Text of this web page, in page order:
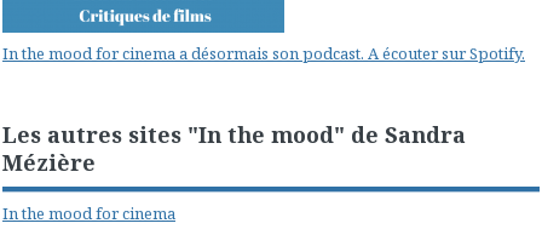
In the mood for cinema a désormais son podcast. A écouter sur Spotify.
Les autres sites "In the mood" de Sandra
Mézière
In the mood for cinema